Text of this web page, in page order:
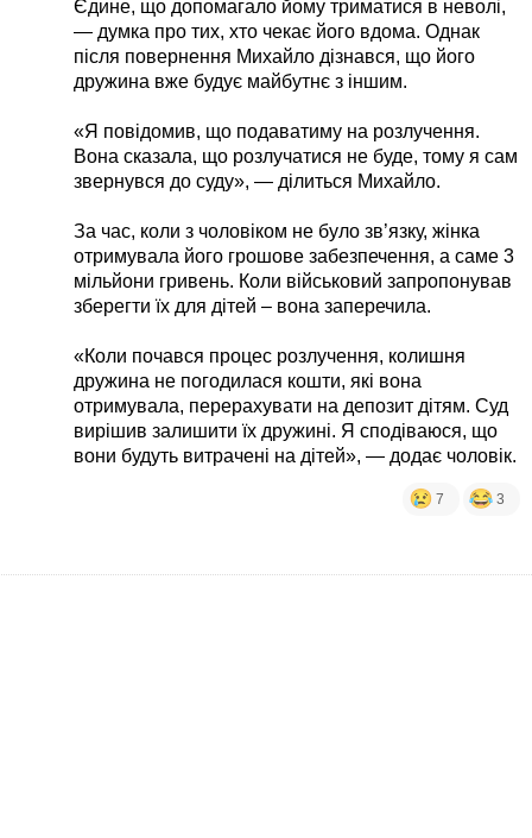
Єдине, що допомагало йому триматися в неволі,
— думка про тих, хто чекає його вдома. Однак
після повернення Михайло дізнався, що його
дружина вже будує майбутнє з іншим.
«Я повідомив, що подаватиму на розлучення.
Вона сказала, що розлучатися не буде, тому я сам
звернувся до суду», — ділиться Михайло.
За час, коли з чоловіком не було зв’язку, жінка
отримувала його грошове забезпечення, а саме 3
мільйони гривень. Коли військовий запропонував
зберегти їх для дітей – вона заперечила.
«Коли почався процес розлучення, колишня
дружина не погодилася кошти, які вона
отримувала, перерахувати на депозит дітям. Суд
вирішив залишити їх дружині. Я сподіваюся, що
вони будуть витрачені на дітей», — додає чоловік.
7 3